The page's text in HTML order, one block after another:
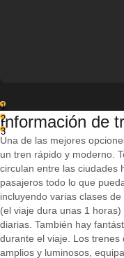
1
2
3
Información de
Una de las mejores
un tren rápido y moderno.
circulan entre las ciudades
pasajeros todo lo que
incluyendo varias clases
(el viaje dura unas 1
diarias. También hay
durante el viaje. Los
amplios y luminosos,